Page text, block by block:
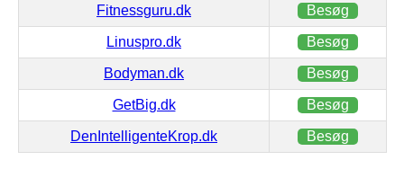
Fitnessguru.dk Besøg
Linuspro.dk Besøg
Bodyman.dk Besøg
GetBig.dk Besøg
DenIntelligenteKrop.dk Besøg